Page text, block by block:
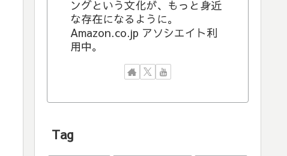
ングという文化が、もっと身近
な存在になるように。
Amazon.co.jp アソシエイト利
用中。
Tag